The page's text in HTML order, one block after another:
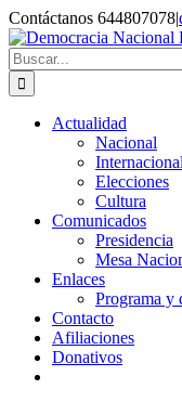
Saltar
al
contenido
Contáctanos 644807078|
Buscar:
Actualidad
Nacional
Internacional
Elecciones
Cultura
Comunicados
Presidencia
Mesa
Enlaces
Programa y
Contacto
Afiliaciones
Donativos